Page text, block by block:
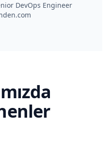
DevOps Engineer